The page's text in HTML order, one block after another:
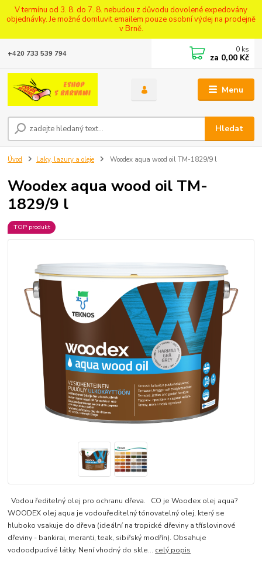
V termínu od 3. 8. do 7. 8. nebudou z důvodu dovolené expedovány
objednávky. Je možné domluvit emailem pouze osobní výdej na prodejně
v Brně.
Menu
Hledat
+420 733 539 794 0 ks
za 0,00 Kč
Úvod Laky, lazury a oleje Woodex aqua wood oil TM-1829/9 l
Woodex aqua wood oil TM-
1829/9 l
TOP produkt
Vodou ředitelný olej pro ochranu dřeva. CO je Woodex olej aqua?
WOODEX olej aqua je vodouředitelný tónovatelný olej, který se
hluboko vsakuje do dřeva (ideální na tropické dřeviny a tříslovinové
dřeviny - bankirai, meranti, teak, sibiřský modřín). Obsahuje
vodoodpudivé látky. Není vhodný do skle... celý popis